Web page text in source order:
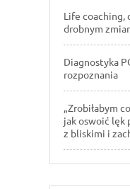
Life coaching,
drobnym
Diagnostyka
rozpoznania
„Zrobiłabym
jak oswoić lęk
z bliskimi i